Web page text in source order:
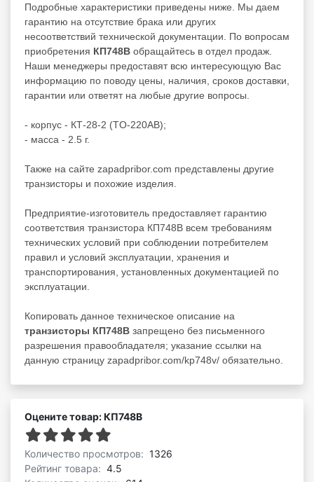
Подробные характеристики приведены ниже. Мы даем
гарантию на отсутствие брака или других
несоответствий технической документации. По вопросам
приобретения КП748В обращайтесь в отдел продаж.
Наши менеджеры предоставят всю интересующую Вас
информацию по поводу цены, наличия, сроков доставки,
гарантии или ответят на любые другие вопросы.
- корпус - КТ-28-2 (TO-220AB);
- масса - 2.5 г.
Также на сайте zapadpribor.com представлены другие
транзисторы и похожие изделия.
Предприятие-изготовитель предоставляет гарантию
соответствия транзистора КП748В всем требованиям
технических условий при соблюдении потребителем
правил и условий эксплуатации, хранения и
транспортирования, установленных документацией по
эксплуатации.
Копировать данное техническое описание на
транзисторы КП748В запрещено без письменного
разрешения правообладателя; указание ссылки на
данную страницу zapadpribor.com/kp748v/ обязательно.
Оцените товар: КП748В
Количество просмотров: 1326
Рейтинг товара: 4.5